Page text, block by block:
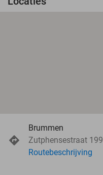
Brummen
Zutphensestraat 199
Routebeschrijving